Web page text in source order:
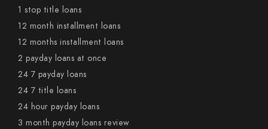
1 stop title loans
12 month installment loans
12 months installment loans
2 payday loans at once
24 7 payday loans
24 7 title loans
24 hour payday loans
3 month payday loans review